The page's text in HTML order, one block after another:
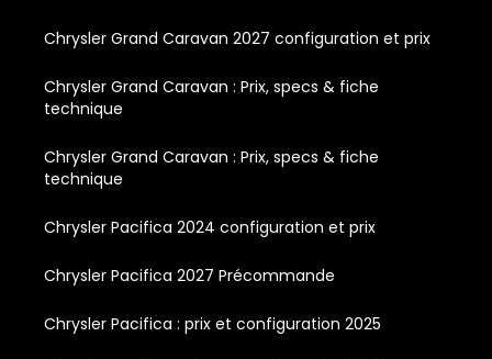
Chrysler Grand Caravan 2027 configuration et prix
Chrysler Grand Caravan : Prix, specs & fiche
technique
Chrysler Grand Caravan : Prix, specs & fiche
technique
Chrysler Pacifica 2024 configuration et prix
Chrysler Pacifica 2027 Précommande
Chrysler Pacifica : prix et configuration 2025